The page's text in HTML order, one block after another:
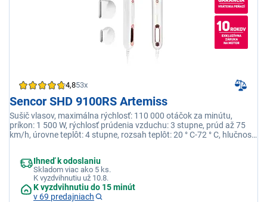
4,853x
Sencor SHD 9100RS Artemiss
Sušič vlasov, maximálna rýchlosť: 110 000 otáčok za minútu,
príkon: 1 500 W, rýchlosť prúdenia vzduchu: 3 stupne, prúd až 75
km/h, úrovne teplôt: 4 stupne, rozsah teplôt: 20 ° C-72 ° C, hlučnosť
Ihneď k odoslaniu
Skladom viac ako 5 ks.
K vyzdvihnutiu už 10.8.
K vyzdvihnutiu do 15 minút
v 69 predajniach